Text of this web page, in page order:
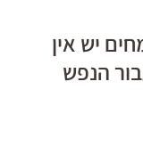
יש אין
הנפש